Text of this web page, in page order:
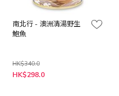
南北行 - 澳洲清湯野生
鮑魚
HK$340.0
特
殊
HK$298.0